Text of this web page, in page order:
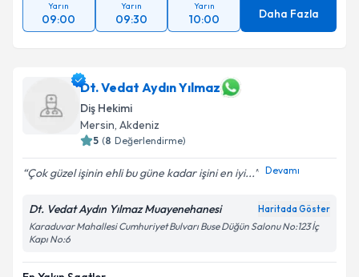
Yarın
09:00
Yarın
09:30
Yarın
10:00 Daha Fazla
Dt. Vedat Aydın Yılmaz
Diş Hekimi
Mersin, Akdeniz
5 (8 Değerlendirme)
Çok güzel işinin ehli bu güne kadar işini en iyi... Devamı
Dt. Vedat Aydın Yılmaz Muayenehanesi Haritada Göster
Karaduvar Mahallesi Cumhuriyet Bulvarı Buse Düğün Salonu No:123 İç
Kapı No:6